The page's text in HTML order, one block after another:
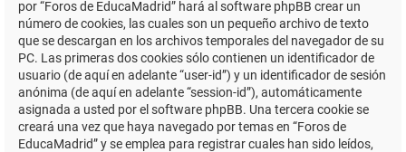
por “Foros de EducaMadrid” hará al software phpBB crear un
número de cookies, las cuales son un pequeño archivo de texto
que se descargan en los archivos temporales del navegador de su
PC. Las primeras dos cookies sólo contienen un identificador de
usuario (de aquí en adelante “user-id”) y un identificador de sesión
anónima (de aquí en adelante “session-id”), automáticamente
asignada a usted por el software phpBB. Una tercera cookie se
creará una vez que haya navegado por temas en “Foros de
EducaMadrid” y se emplea para registrar cuales han sido leídos,